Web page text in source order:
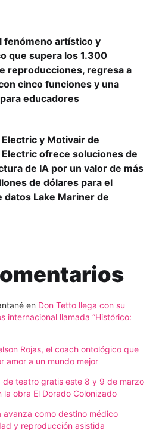
fenómeno artístico y
que supera los 1.300
reproducciones, regresa a
cinco funciones y una
educadores
y Motivair de
ofrece soluciones de
de IA por un valor de más
de dólares para el
Lake Mariner de
en Don Tetto llega con su
internacional llamada “Histórico:
Rojas, el coach ontológico que
amor a un mundo mejor
de teatro gratis este 8 y 9 de marzo
la obra El Dorado Colonizado
avanza como destino médico
y reproducción asistida